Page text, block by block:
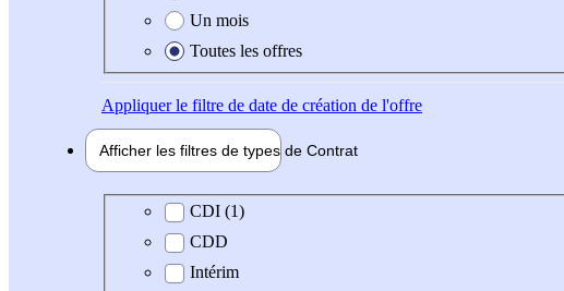
Un mois
Toutes les offres
Appliquerle filtre de date de création de l'offre
Afficher les filtres de types de Contrat
Type de contrat
CDI (1)
CDD
Intérim